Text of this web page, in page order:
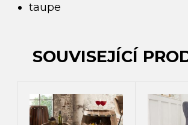
taupe
SOUVISEJÍCÍ